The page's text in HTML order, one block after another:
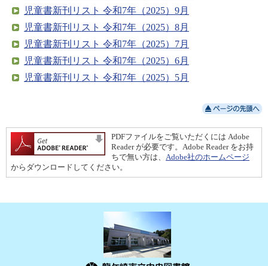
児童書新刊リスト 令和7年（2025）9月
児童書新刊リスト 令和7年（2025）8月
児童書新刊リスト 令和7年（2025）7月
児童書新刊リスト 令和7年（2025）6月
児童書新刊リスト 令和7年（2025）5月
PDFファイルをご覧いただくには Adobe
Reader が必要です。Adobe Reader をお持
ちで無い方は、 Adobe社のホームページ
からダウンロードしてください。